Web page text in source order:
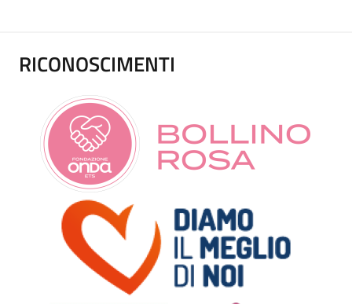
RICONOSCIMENTI